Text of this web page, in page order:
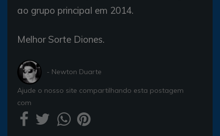
ao grupo principal em 2014.
Melhor Sorte Diones.
- Newton Duarte
Ajude o nosso site compartilhando esta postagem
com